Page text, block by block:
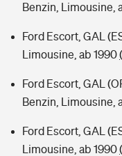
Benzin, Limousine,
Ford Escort, GAL
Limousine, ab 1990
Ford Escort, GAL
Benzin, Limousine,
Ford Escort, GAL
Limousine, ab 1990